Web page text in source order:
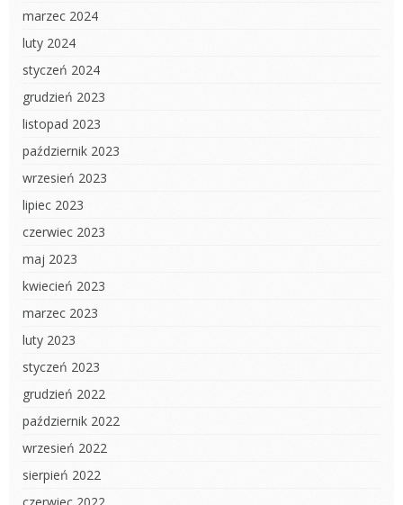
marzec 2024
luty 2024
styczeń 2024
grudzień 2023
listopad 2023
październik 2023
wrzesień 2023
lipiec 2023
czerwiec 2023
maj 2023
kwiecień 2023
marzec 2023
luty 2023
styczeń 2023
grudzień 2022
październik 2022
wrzesień 2022
sierpień 2022